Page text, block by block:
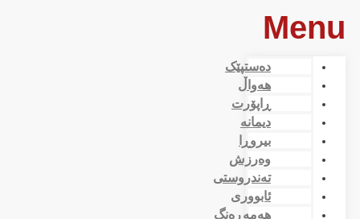
Menu
دەستپێک
هەواڵ
ڕاپۆرت
دیمانە
بیروڕا
وەرزش
تەندروستی
ئابووری
هەمەڕەنگ